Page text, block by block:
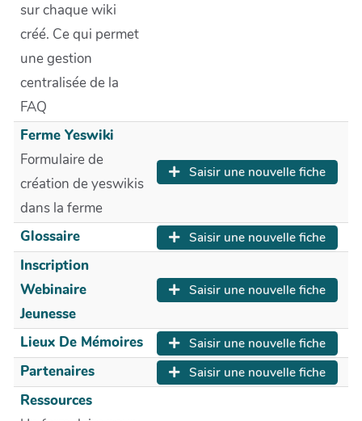
sur chaque wiki
créé. Ce qui permet
une gestion
centralisée de la
FAQ
Ferme Yeswiki
Formulaire de
création de yeswikis
dans la ferme
Saisir une nouvelle fiche
Glossaire Saisir une nouvelle fiche
Inscription
Webinaire
Jeunesse
Saisir une nouvelle fiche
Lieux De Mémoires Saisir une nouvelle fiche
Partenaires Saisir une nouvelle fiche
Ressources